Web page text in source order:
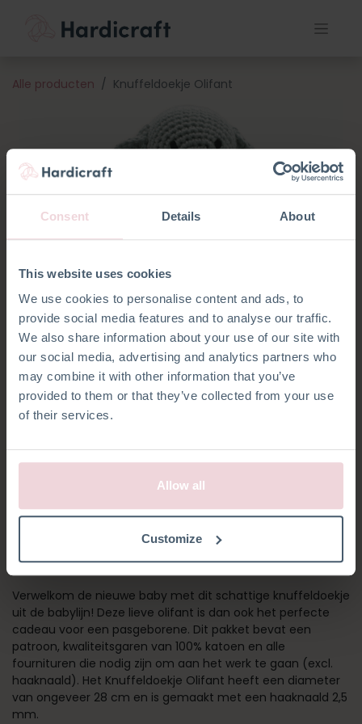
Consent Details About
This website uses cookies
We use cookies to personalise content and ads, to
provide social media features and to analyse our traffic.
We also share information about your use of our site with
our social media, advertising and analytics partners who
may combine it with other information that you’ve
provided to them or that they’ve collected from your use
of their services.
Allow all
Customize
Alle producten Knuffeldoekje Olifant
KNUFFELDOEKJE
OLIFANT
Verwelkom de nieuwe baby met dit schattige knuffeldoekje
uit de babylijn! Deze lieve olifant is dan ook het perfecte
cadeau voor een pasgeborene. Dit pakket bevat een
patroon, kwaliteitsgaren van 100% katoen en alle
fournituren die nodig zijn om aan het werk te gaan (excl.
haaknaald). Het Knuffeldoekje Olifant heeft een diameter
van ongeveer 28 cm en is gemaakt met een haaknaald 2,5
mm.